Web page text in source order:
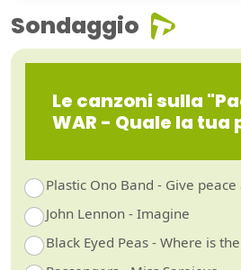
Sondaggio
Le canzoni sulla
WAR - Quale la tua
Plastic Ono Band - Give peace
John Lennon - Imagine
Black Eyed Peas - Where is